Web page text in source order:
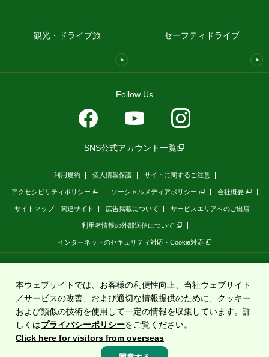
観光・ドライブ旅 セーフティドライブ
Follow Us
SNS公式アカウント一覧
利用規約 個人情報保護 サイトに関するご注意
アクセシビリティポリシー ソーシャルメディアポリシー 会社概要
サイトマップ 関連サイト 広告掲載について サービスエリアへのご出店
利用者情報の外部送信について
インターネットのセキュリティ対応・Cookie対応
Copyright©2020 East Nippon Expressway Company Limited
All Rights Reserved.
本ウェブサイトでは、お客様の利便性向上、当社ウェブサイト
／サービスの改善、および適切な情報提供のために、クッキー
および類似の技術を使用して一定の情報を収集しています。詳
しくはプライバシーポリシーをご覧ください。
Click here for visitors from overseas